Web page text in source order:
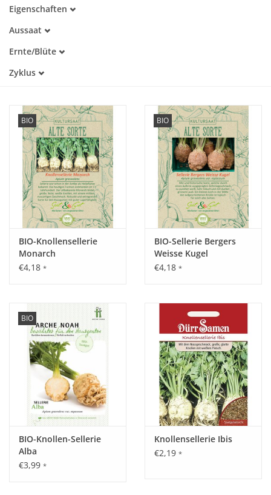
Geschenkideen
Katalog
Eigenschaften
Alte Sorte
Warmkeimer
Aussaat
März
April
Ernte/Blüte
Juli
September
Oktober
Zyklus
BIO
BIO-Knollensellerie
Monarch
€4,18 *
BIO
BIO-Sellerie Bergers
Weisse Kugel
€4,18 *
BIO
BIO-Knollen-Sellerie
Alba
€3,99 *
Knollensellerie Ibis
€2,19 *